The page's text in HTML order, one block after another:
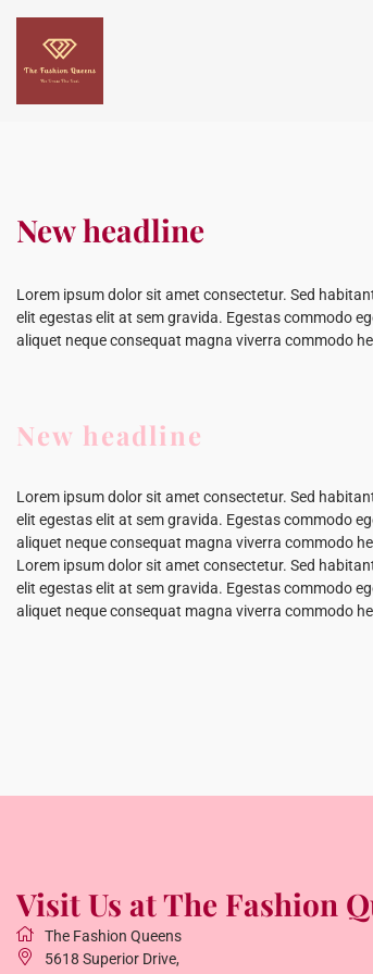
New headline
Lorem ipsum dolor sit amet consectetur. Sed
elit egestas elit at sem gravida. Egestas commodo
aliquet neque consequat magna viverra commodo
New headline
Lorem ipsum dolor sit amet consectetur. Sed
elit egestas elit at sem gravida. Egestas commodo
aliquet neque consequat magna viverra commodo
Lorem ipsum dolor sit amet consectetur. Sed
elit egestas elit at sem gravida. Egestas commodo
aliquet neque consequat magna viverra commodo
Visit Us at The Fashion
The Fashion Queens
5618 Superior Drive,